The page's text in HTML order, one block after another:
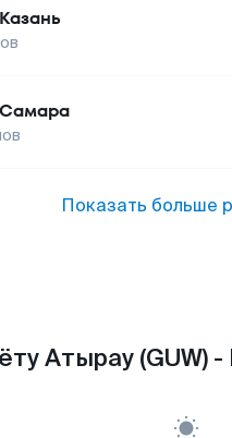
Казань
Самара
Показать больше
Атырау (GUW)